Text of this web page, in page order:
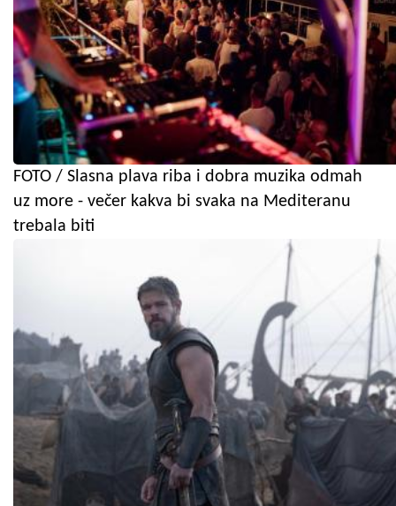
FOTO / Slasna plava riba i dobra muzika odmah
uz more - večer kakva bi svaka na Mediteranu
trebala biti